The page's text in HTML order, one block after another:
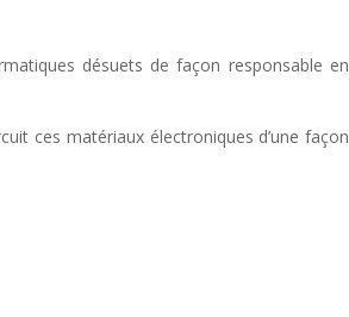
désuets de façon responsable en
ces matériaux électroniques d’une façon